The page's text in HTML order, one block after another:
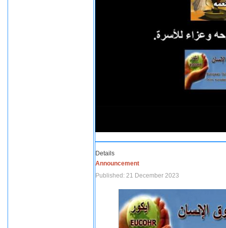
Details
Announcement
Published: 21 December 2023